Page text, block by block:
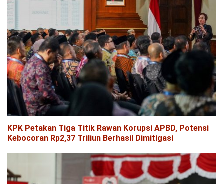
KPK Petakan Tiga Titik Rawan Korupsi APBD, Potensi
Kebocoran Rp2,37 Triliun Berhasil Dimitigasi